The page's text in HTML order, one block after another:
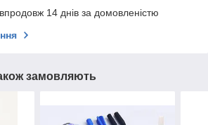
14 днів за домовленістю
замовляють